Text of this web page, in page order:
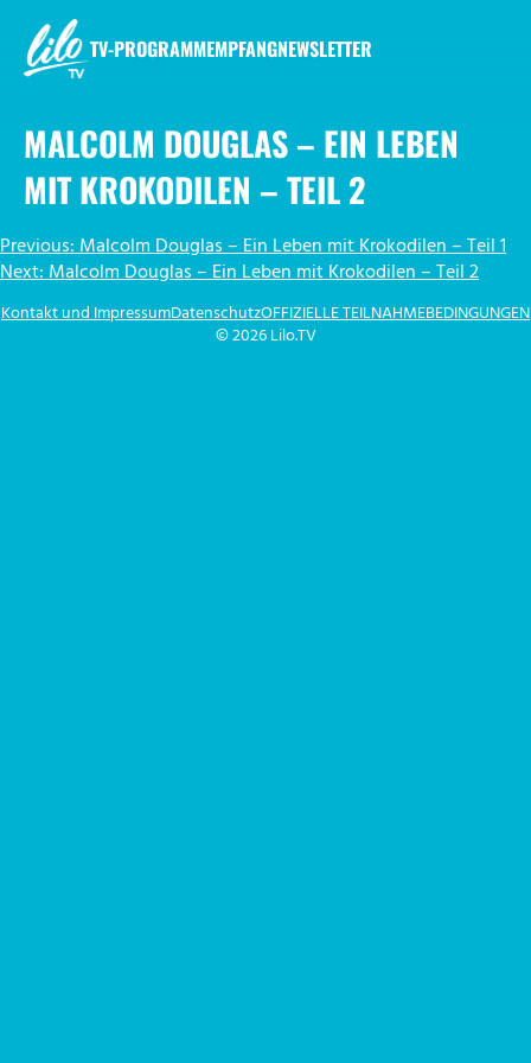
Inhalt
springen
TV-PROGRAMMEMPFANGNEWSLETTER
MALCOLM DOUGLAS – EIN LEBEN
MIT KROKODILEN – TEIL 2
BEITRAGSNAVIGATION
Previous:Malcolm Douglas – Ein Leben mit Krokodilen – Teil 1
Next:Malcolm Douglas – Ein Leben mit Krokodilen – Teil 2
© 2026 Lilo.TV
Kontakt und ImpressumDatenschutzOFFIZIELLE TEILNAHMEBEDINGUNGEN